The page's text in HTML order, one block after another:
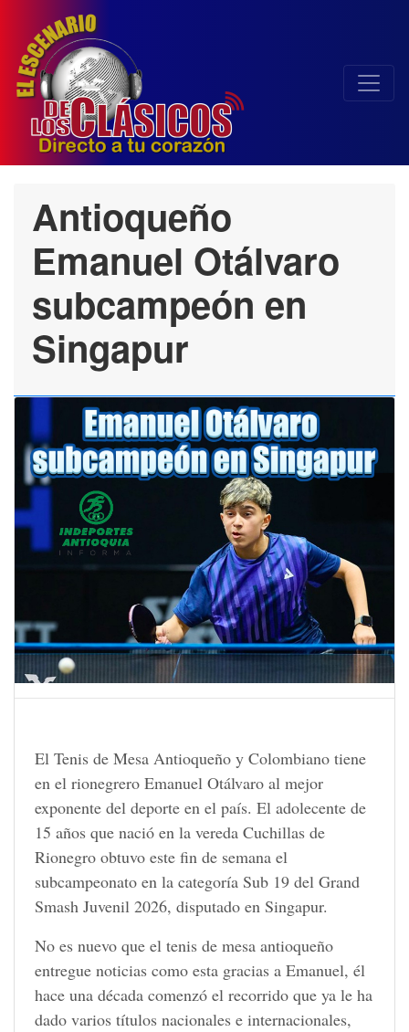
Antioqueño
Emanuel Otálvaro
subcampeón en
Singapur
El Tenis de Mesa Antioqueño y Colombiano tiene
en el rionegrero Emanuel Otálvaro al mejor
exponente del deporte en el país. El adolecente de
15 años que nació en la vereda Cuchillas de
Rionegro obtuvo este fin de semana el
subcampeonato en la categoría Sub 19 del Grand
Smash Juvenil 2026, disputado en Singapur.
No es nuevo que el tenis de mesa antioqueño
entregue noticias como esta gracias a Emanuel, él
hace una década comenzó el recorrido que ya le ha
dado varios títulos nacionales e internacionales,